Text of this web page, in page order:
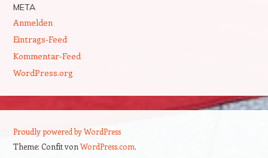
META
Anmelden
Eintrags-Feed
Kommentar-Feed
WordPress.org
Proudly powered by WordPress
Theme: Confit von WordPress.com.